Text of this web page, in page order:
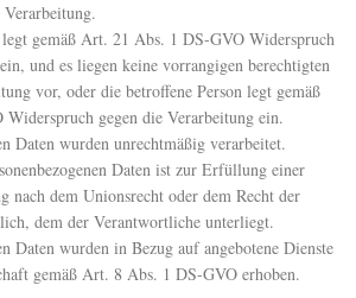
gemäß Art. 21 Abs. 1 DS-GVO Widerspruch
und es liegen keine vorrangigen berechtigten
vor, oder die betroffene Person legt gemäß
gegen die Verarbeitung ein.
Daten wurden unrechtmäßig verarbeitet.
Daten ist zur Erfüllung einer
nach dem Unionsrecht oder dem Recht der
dem der Verantwortliche unterliegt.
Daten wurden in Bezug auf angebotene Dienste
gemäß Art. 8 Abs. 1 DS-GVO erhoben.